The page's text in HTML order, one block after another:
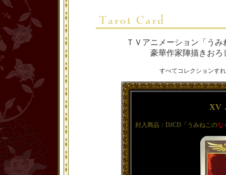
ＴＶアニメーション「うみ
豪華作家陣描きおろ
すべてコレクションす
XV
封入商品：DJCD「うみねこのな